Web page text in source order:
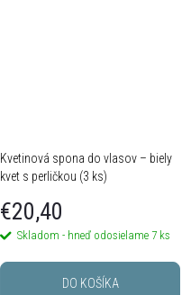
Kvetinová spona do vlasov – biely
kvet s perličkou (3 ks)
€20,40
Skladom - hneď odosielame 7 ks
DO KOŠÍKA